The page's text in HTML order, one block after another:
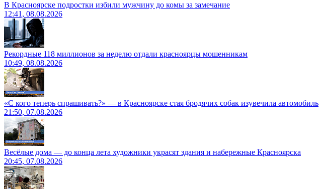
В Красноярске подростки избили мужчину до комы за замечание
12:41, 08.08.2026
Рекордные 118 миллионов за неделю отдали красноярцы мошенникам
10:49, 08.08.2026
«С кого теперь спрашивать?» — в Красноярске стая бродячих собак изувечила автомобиль
21:50, 07.08.2026
Весёлые дома — до конца лета художники украсят здания и набережные Красноярска
20:45, 07.08.2026